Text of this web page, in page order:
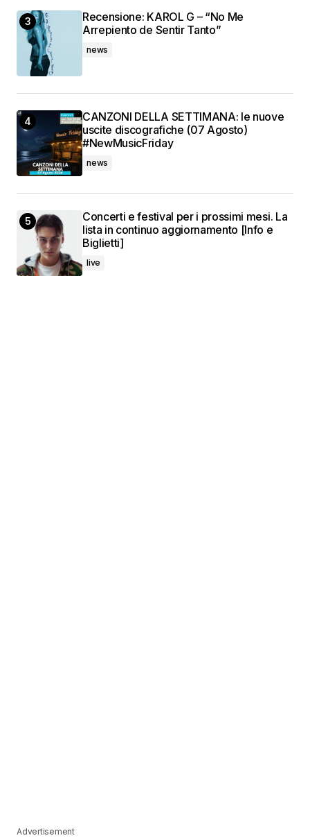
Recensione: KAROL G – “No Me
Arrepiento de Sentir Tanto”
news
CANZONI DELLA SETTIMANA: le nuove
uscite discografiche (07 Agosto)
#NewMusicFriday
news
Concerti e festival per i prossimi mesi. La
lista in continuo aggiornamento [Info e
Biglietti]
live
Advertisement